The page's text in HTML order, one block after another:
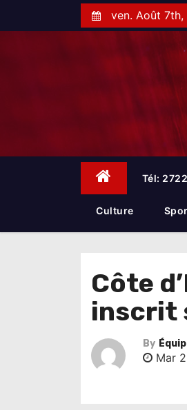
t
ven. Août
Tél:
Culture
Côte
inscrit
By
Mar